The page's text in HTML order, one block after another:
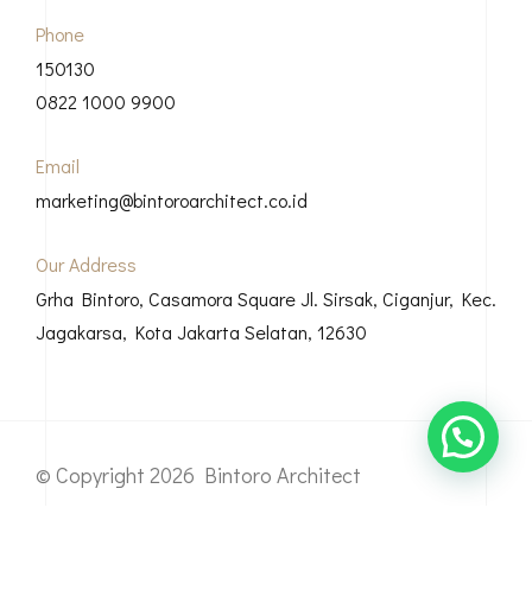
Phone
150130
0822 1000 9900
Email
marketing@bintoroarchitect.co.id
Our Address
Grha Bintoro, Casamora Square Jl. Sirsak, Ciganjur, Kec.
Jagakarsa, Kota Jakarta Selatan, 12630
© Copyright 2026 Bintoro Architect